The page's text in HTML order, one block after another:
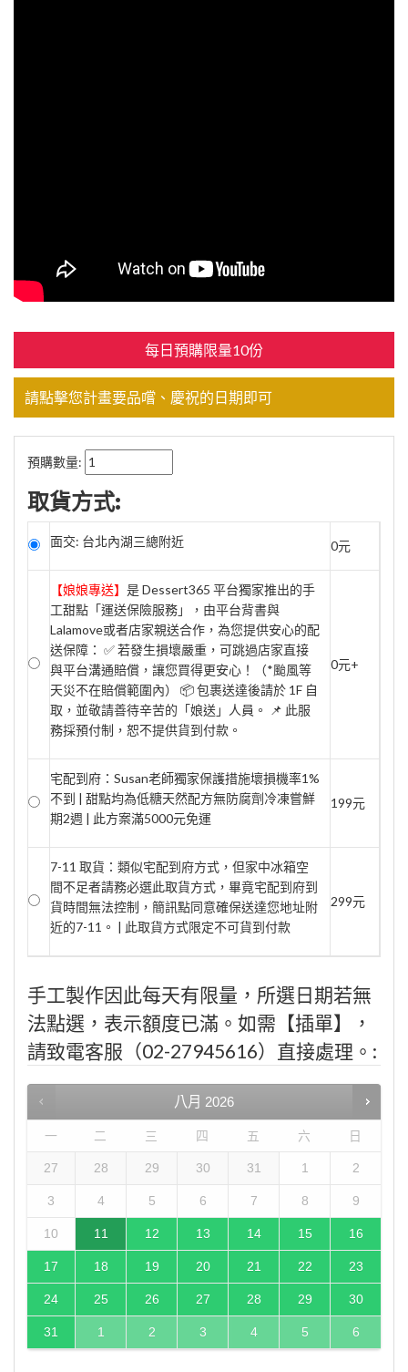
每日預購限量10份
請點擊您計畫要品嚐、慶祝的日期即可
預購數量:
取貨方式:
面交: 台北內湖三總附近 0元
【娘娘專送】 是 Dessert365 平台獨家推出的手
工甜點「運送保險服務」，由平台背書與
Lalamove或者店家親送合作，為您提供安心的配
送保障： ✅ 若發生損壞嚴重，可跳過店家直接
與平台溝通賠償，讓您買得更安心！（*颱風等
天災不在賠償範圍內） 📦 包裹送達後請於 1F 自
取，並敬請善待辛苦的「娘送」人員。 📌 此服
務採預付制，恕不提供貨到付款。
0元+
宅配到府：Susan老師獨家保護措施壞損機率1%
不到 | 甜點均為低糖天然配方無防腐劑冷凍嘗鮮
期2週 | 此方案滿5000元免運
199元
7-11 取貨：類似宅配到府方式，但家中冰箱空
間不足者請務必選此取貨方式，畢竟宅配到府到
貨時間無法控制，簡訊點同意確保送達您地址附
近的7-11。 | 此取貨方式限定不可貨到付款
299元
手工製作因此每天有限量，所選日期若無
法點選，表示額度已滿。如需【插單】，
請致電客服（02-27945616）直接處理。:
八月 2026
一 二 三 四 五 六 日
27 28 29 30 31 1 2
3 4 5 6 7 8 9
10 11 12 13 14 15 16
17 18 19 20 21 22 23
24 25 26 27 28 29 30
31 1 2 3 4 5 6